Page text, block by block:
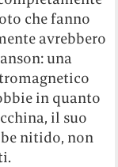
che fanno
avrebbero
una
in quanto
il suo
nitido, non